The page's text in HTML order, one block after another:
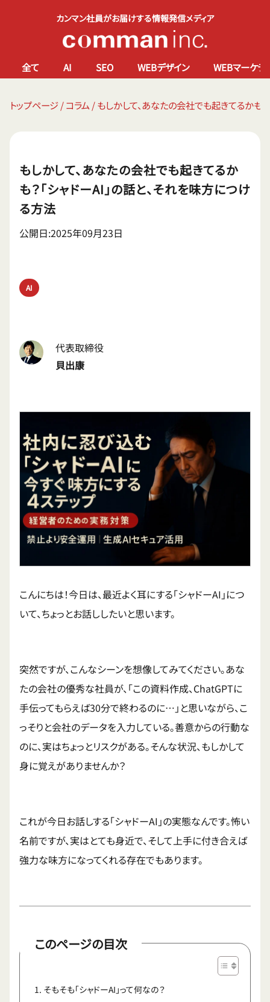
カンマン社員がお届けする情報発信メディア
全て AI SEO WEBデザイン WEBマーケテ
トップページ/コラム /もしかして、あなたの会社でも起きてるかも
もしかして、あなたの会社でも起きてるか
も？「シャドーAI」の話と、それを味方につけ
る方法
公開日:2025年09月23日
AI
代表取締役
貝出康
こんにちは！今日は、最近よく耳にする「シャドーAI」につ
いて、ちょっとお話ししたいと思います。
突然ですが、こんなシーンを想像してみてください。あな
たの会社の優秀な社員が、「この資料作成、ChatGPTに
手伝ってもらえば30分で終わるのに…」と思いながら、こ
っそりと会社のデータを入力している。善意からの行動な
のに、実はちょっとリスクがある。そんな状況、もしかして
身に覚えがありませんか？
これが今日お話しする「シャドーAI」の実態なんです。怖い
名前ですが、実はとても身近で、そして上手に付き合えば
強力な味方になってくれる存在でもあります。
このページの目次
そもそも「シャドーAI」って何なの？